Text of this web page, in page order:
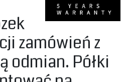
zamówień z
odmian. Półki